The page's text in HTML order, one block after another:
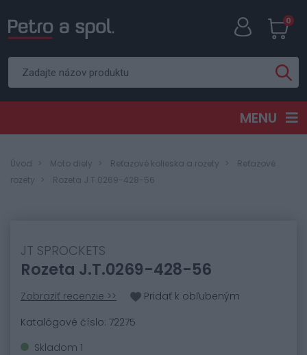
0
MENU
Úvod Moto diely Reťazové kolieska a rozety
Reťazové
rozety
Rozeta J.T.0269-428-56
JT SPROCKETS
Rozeta J.T.0269-428-56
Zobraziť recenzie >>
Pridať k obľubeným
Katalógové číslo: 72275
Skladom 1